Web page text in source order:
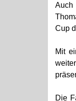
Auch
Cup
Mit
Die